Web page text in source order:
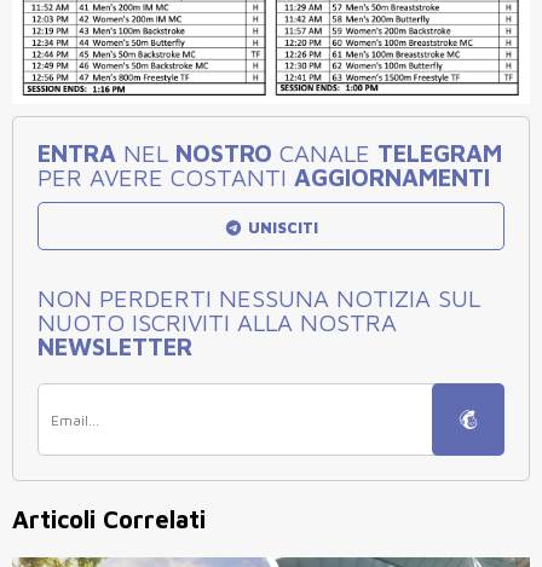
ENTRA NEL NOSTRO CANALE TELEGRAM
PER AVERE COSTANTI AGGIORNAMENTI
UNISCITI
NON PERDERTI NESSUNA NOTIZIA SUL
NUOTO ISCRIVITI ALLA NOSTRA
NEWSLETTER
Articoli Correlati